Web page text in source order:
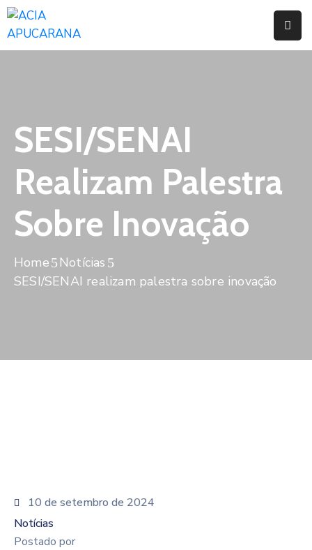
Serviços
Campanhas
Convênios
Benefícios
Desenvolve
SESI/SENAI
Realizam Palestra
Sobre Inovação
Home
Notícias
SESI/SENAI realizam palestra sobre inovação
10 de setembro de 2024
Notícias
Postado por